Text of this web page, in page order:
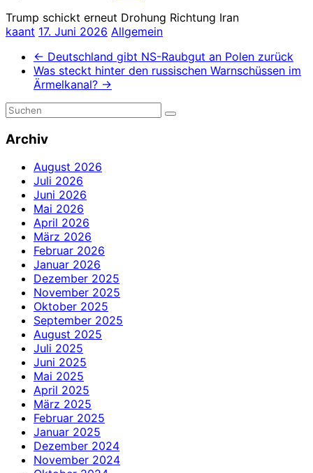
Trump schickt erneut Drohung Richtung Iran
kaant 17. Juni 2026 Allgemein
← Deutschland gibt NS-Raubgut an Polen zurück
Was steckt hinter den russischen Warnschüssen im
Ärmelkanal? →
Archiv
August 2026
Juli 2026
Juni 2026
Mai 2026
April 2026
März 2026
Februar 2026
Januar 2026
Dezember 2025
November 2025
Oktober 2025
September 2025
August 2025
Juli 2025
Juni 2025
Mai 2025
April 2025
März 2025
Februar 2025
Januar 2025
Dezember 2024
November 2024